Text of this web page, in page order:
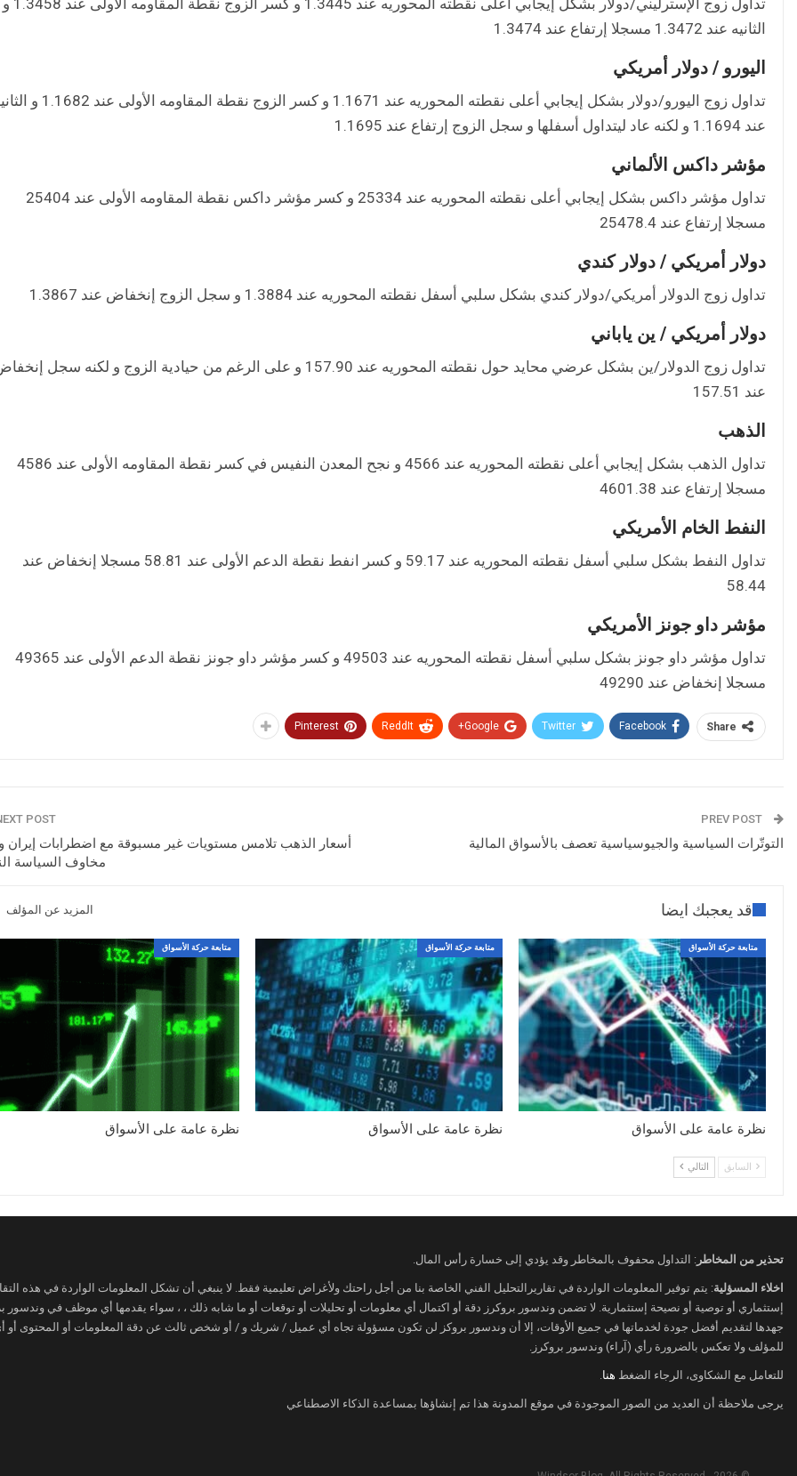
الثانيه عند 1.3472 مسجلا إرتفاع عند 1.3474
اليورو / دولار أمريكي
تداول زوج اليورو/دولار بشكل إيجابي أعلى نقطته المحوريه عند 1.1671 و كسر الزوج نقطة المقاومه
عند 1.1694 و لكنه عاد ليتداول أسفلها و سجل الزوج إرتفاع عند 1.1695
مؤشر داكس الألماني
تداول مؤشر داكس بشكل إيجابي أعلى نقطته المحوريه عند 25334 و كسر مؤشر داكس نقطة المقاومه الأولى عند 25404
مسجلا إرتفاع عند 25478.4
دولار أمريكي / دولار كندي
تداول زوج الدولار أمريكي/دولار كندي بشكل سلبي أسفل نقطته المحوريه عند 1.3884 و سجل الزوج إنخفاض عند 1.3867
دولار أمريكي / ين ياباني
تداول زوج الدولار/ين بشكل عرضي محايد حول نقطته المحوريه عند 157.90 و على الرغم من حيادية الزوج و لكنه سجل
عند 157.51
الذهب
تداول الذهب بشكل إيجابي أعلى نقطته المحوريه عند 4566 و نجح المعدن النفيس في كسر نقطة المقاومه الأولى عند 4586
مسجلا إرتفاع عند 4601.38
النفط الخام الأمريكي
تداول النفط بشكل سلبي أسفل نقطته المحوريه عند 59.17 و كسر انفط نقطة الدعم الأولى عند 58.81 مسجلا إنخفاض عند
58.44
مؤشر داو جونز الأمريكي
تداول مؤشر داو جونز بشكل سلبي أسفل نقطته المحوريه عند 49503 و كسر مؤشر داو جونز نقطة الدعم الأولى عند 49365
مسجلا إنخفاض عند 49290
Share
Facebook
Twitter
Google+
ReddIt
Pinterest
التوتّرات السياسية والجيوسياسية تعصف بالأسواق المالية
POST
أسعار الذهب تلامس مستويات غير مسبوقة مع اضطرابات إيران
مخاوف السياسة
قد يعجبك ايضا المزيد عن المؤلف
متابعة حركة الأسواق
نظرة عامة على الأسواق
متابعة حركة الأسواق
نظرة عامة على الأسواق
متابعة حركة الأسواق
نظرة عامة على الأسواق
السابق التالي
تحذير من المخاطر : التداول محفوف بالمخاطر وقد يؤدي إلى خسارة رأس المال.
اخلاء المسؤلية: يتم توفير المعلومات الواردة في تقاريرالتحليل الفني الخاصة بنا من أجل راحتك ولأغراض تعليمية فقط. لا ينبغي أن تشكل المعلومات الواردة في هذه
إستثماري أو توصية أو نصيحة إستثمارية. لا تضمن وندسور بروكرز دقة أو اكتمال أي معلومات أو تحليلات أو توقعات أو ما شابه ذلك ، ، سواء يقدمها أي موظف في
جهدها لتقديم أفضل جودة لخدماتها في جميع الأوقات، إلا أن وندسور بروكز لن تكون مسؤولة تجاه أي عميل / شريك و / أو شخص ثالث عن دقة المعلومات أو المحتوى أو
للمؤلف ولا تعكس بالضرورة رأي (آراء) وندسور بروكرز.
للتعامل مع الشكاوى، الرجاء الضغط هنا
يرجى ملاحظة أن العديد من الصور الموجودة في موقع المدونة هذا تم إنشاؤها بمساعدة الذكاء الاصطناعي